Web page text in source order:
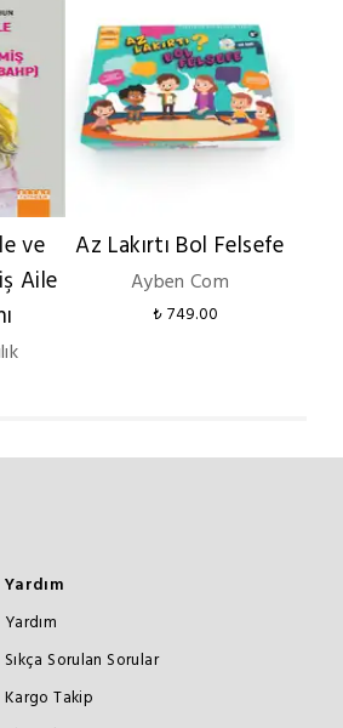
ve
Aile
Az Lakırtı Bol Felsefe
Ayben Com
₺ 749.00
Yardım
Yardım
Sıkça Sorulan Sorular
Kargo Takip